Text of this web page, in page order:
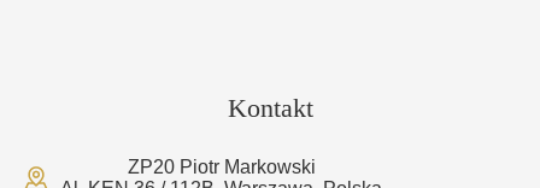
Kontakt
ZP20 Piotr Markowski